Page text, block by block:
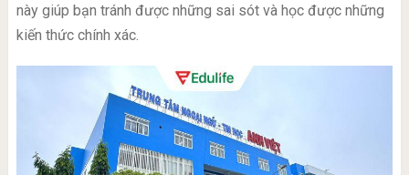
này giúp bạn tránh được những sai sót và học được những
kiến thức chính xác.